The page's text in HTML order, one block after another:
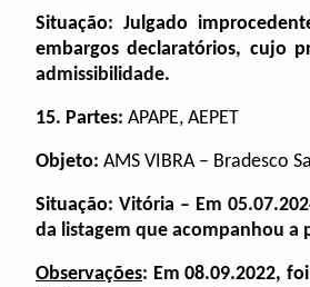
Situação: Julgado
embargos declaratórios, cujo
admissibilidade.
15. Partes: APAPE, AEPET
Objeto: AMS VIBRA – Bradesco
Situação: Vitória – Em
da listagem que acompanhou a
Observações: Em 08.09.2022,